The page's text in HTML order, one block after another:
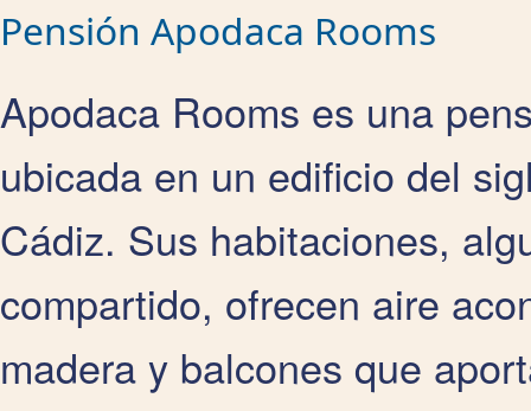
Pensión Apodaca Rooms
Apodaca Rooms es una
ubicada en un edificio del
Cádiz. Sus habitaciones,
compartido, ofrecen aire
madera y balcones que